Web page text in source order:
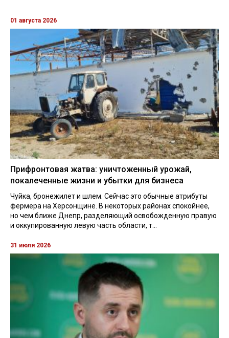
01 августа 2026
Прифронтовая жатва: уничтоженный урожай,
покалеченные жизни и убытки для бизнеса
Чуйка, бронежилет и шлем. Сейчас это обычные атрибуты
фермера на Херсонщине. В некоторых районах спокойнее,
но чем ближе Днепр, разделяющий освобожденную правую
и оккупированную левую часть области, т...
31 июля 2026